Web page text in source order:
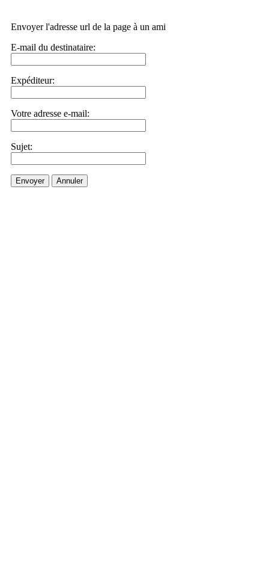
Envoyer l'adresse url de la page à un ami
E-mail du destinataire:
Expéditeur:
Votre adresse e-mail:
Sujet:
Envoyer Annuler